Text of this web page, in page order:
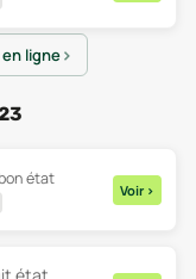
ligne
état
Voir >